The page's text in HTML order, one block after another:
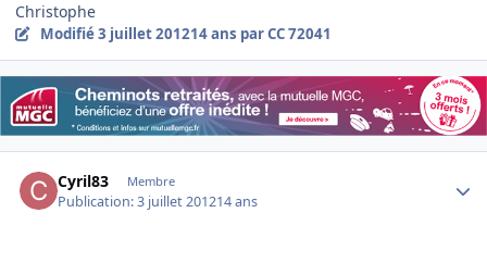
Christophe
Modifié3 juillet 201214 ans par CC 72041
Cyril83 Membre
Publication:3 juillet 201214 ans